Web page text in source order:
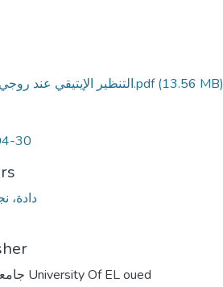
التنظير الإيتيقي عند روجي غارودي.pdf(13.56 MB)
30
دادة،
جامعة الوادي University Of EL oued